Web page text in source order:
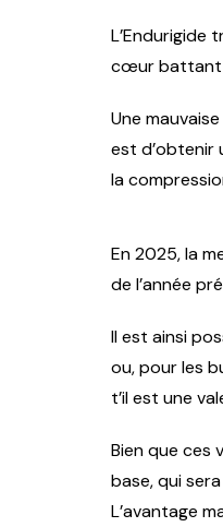
L’Endurigide
cœur battant
Une
est d’obtenir
la
En 2025, la
de l’année
Il est ainsi
ou, pour les
t’il est une
Bien que ces
base, qui
L’avantage